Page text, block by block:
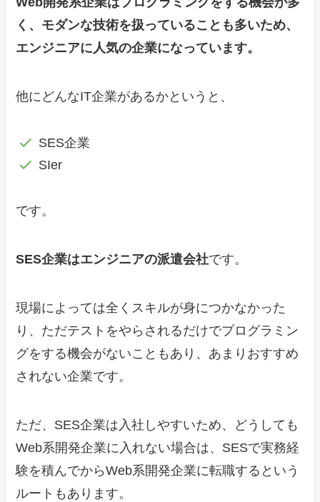
く、モダンな技術を扱っていることも多いため、
エンジニアに人気の企業になっています。
他にどんなIT企業があるかというと、
SES企業
SIer
です。
SES企業はエンジニアの派遣会社です。
現場によっては全くスキルが身につかなかった
り、ただテストをやらされるだけでプログラミン
グをする機会がないこともあり、あまりおすすめ
されない企業です。
ただ、SES企業は入社しやすいため、どうしても
Web系開発企業に入れない場合は、SESで実務経
験を積んでからWeb系開発企業に転職するという
ルートもあります。